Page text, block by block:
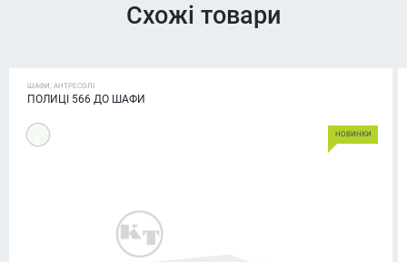
Схожі товари
ШАФИ, АНТРЕСОЛІ
ПОЛИЦІ 566 ДО ШАФИ
НОВИНКИ